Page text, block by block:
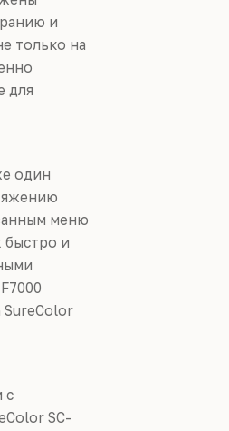
и
только на
для
один
меню
быстро и
SureColor
с
SC-